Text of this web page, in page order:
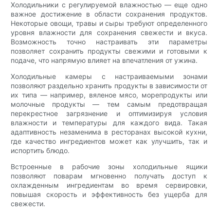
Холодильники с регулируемой влажностью — еще одно
важное достижение в области сохранения продуктов.
Некоторые овощи, травы и сыры требуют определенного
уровня влажности для сохранения свежести и вкуса.
Возможность точно настраивать эти параметры
позволяет сохранить продукты свежими и готовыми к
подаче, что напрямую влияет на впечатления от ужина.
Холодильные камеры с настраиваемыми зонами
позволяют раздельно хранить продукты в зависимости от
их типа — например, вяленое мясо, морепродукты или
молочные продукты — тем самым предотвращая
перекрестное загрязнение и оптимизируя условия
влажности и температуры для каждого вида. Такая
адаптивность незаменима в ресторанах высокой кухни,
где качество ингредиентов может как улучшить, так и
испортить блюдо.
Встроенные в рабочие зоны холодильные ящики
позволяют поварам мгновенно получать доступ к
охлажденным ингредиентам во время сервировки,
повышая скорость и эффективность без ущерба для
свежести.